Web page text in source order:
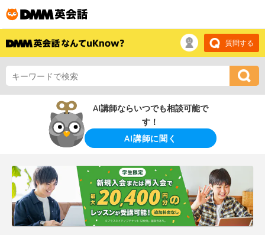
質問する
AI講師ならいつでも相談可能で
す！
AI講師に聞く